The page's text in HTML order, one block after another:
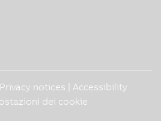
Privacy notices
Accessibility
dei cookie